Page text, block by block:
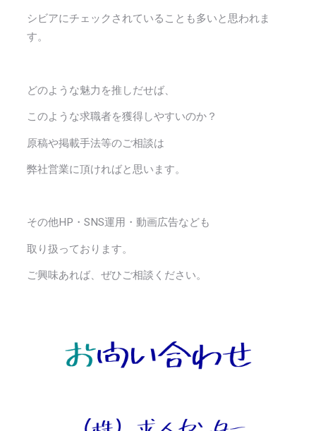
シビアにチェックされていることも多いと思われま
す。
どのような魅力を推しだせば、
このような求職者を獲得しやすいのか？
原稿や掲載手法等のご相談は
弊社営業に頂ければと思います。
その他HP・SNS運用・動画広告なども
取り扱っております。
ご興味あれば、ぜひご相談ください。